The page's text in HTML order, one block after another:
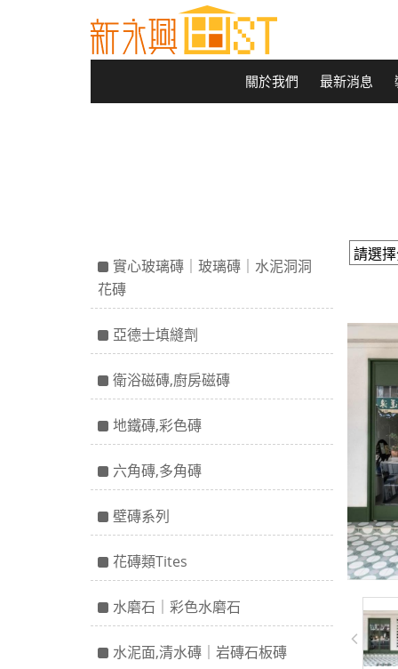
關於我們 最新消息
實心玻璃磚｜玻璃磚｜水泥洞洞
花磚
亞德士填縫劑
衛浴磁磚,廚房磁磚
地鐵磚,彩色磚
六角磚,多角磚
壁磚系列
花磚類Tites
水磨石｜彩色水磨石
水泥面,清水磚｜岩磚石板磚